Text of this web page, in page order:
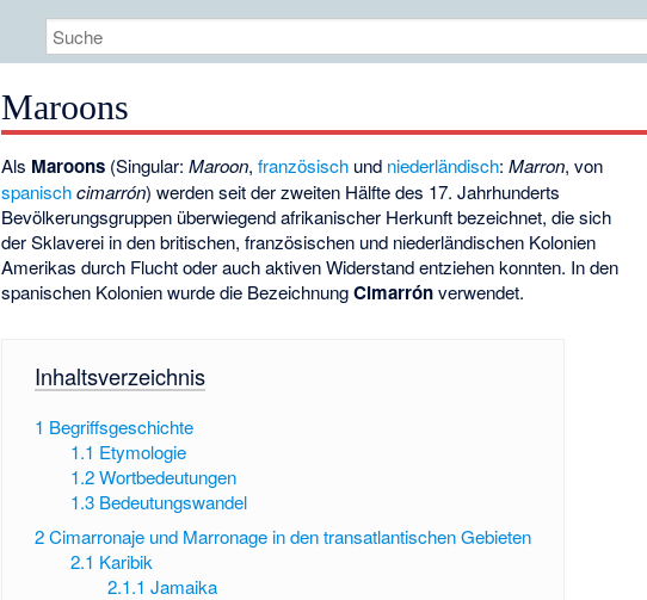
Maroons
Als Maroons (Singular:Maroon,französisch und niederländisch:Marron, von
spanisch cimarrón) werden seit der zweiten Hälfte des 17. Jahrhunderts
Bevölkerungsgruppen überwiegend afrikanischer Herkunft bezeichnet, die sich
der Sklaverei in den britischen, französischen und niederländischen Kolonien
Amerikas durch Flucht oder auch aktiven Widerstand entziehen konnten. In den
spanischen Kolonien wurde die BezeichnungCimarrónverwendet.
Inhaltsverzeichnis
1 Begriffsgeschichte
1.1 Etymologie
1.2 Wortbedeutungen
1.3 Bedeutungswandel
2Cimarronaje und Marronage in den transatlantischen Gebieten
2.1 Karibik
2.1.1 Jamaika